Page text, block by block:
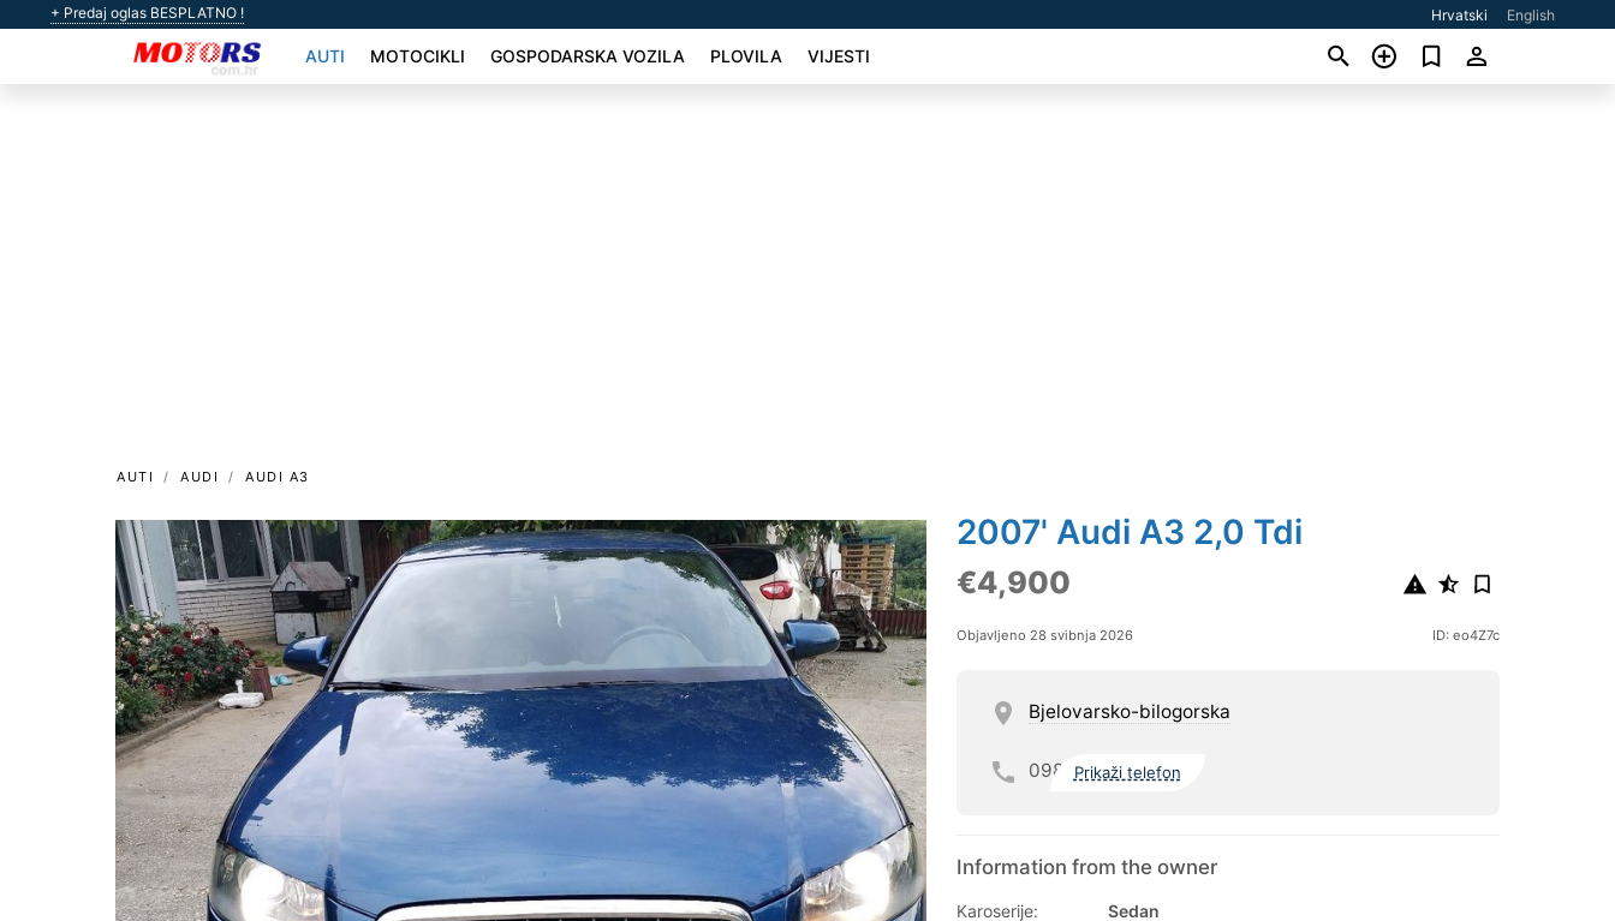
+ Predaj oglas BESPLATNO ! Hrvatski English
AUTI MOTOCIKLI GOSPODARSKA VOZILA PLOVILA VIJESTI
AUTI AUDI AUDI A3
2007' Audi A3 2,0 Tdi
€4,900
Objavljeno 28 svibnja 2026 ID: eo4Z7c
Bjelovarsko-bilogorska
098 Prikaži telefon
Information from the owner
Karoserije:
Sedan